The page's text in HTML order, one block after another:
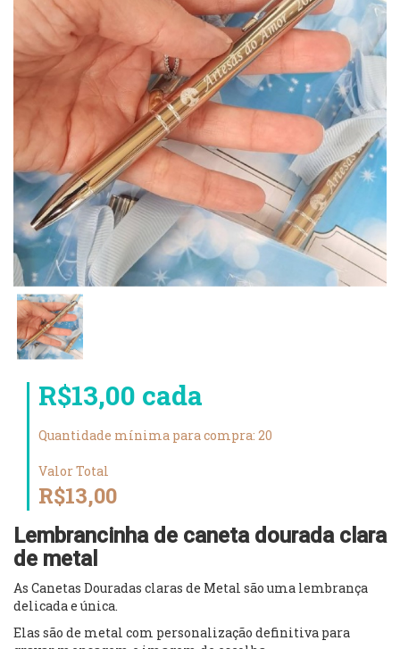
R$13,00 cada
Quantidade mínima para compra: 20
Valor Total
R$13,00
Lembrancinha de caneta dourada clara
de metal
As Canetas Douradas claras de Metal são uma lembrança
delicada e única.
Elas são de metal com personalização definitiva para